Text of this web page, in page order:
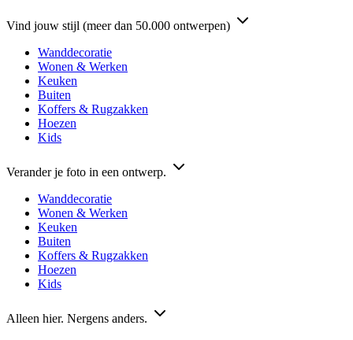
Vind jouw stijl (meer dan 50.000 ontwerpen)
Wanddecoratie
Wonen & Werken
Keuken
Buiten
Koffers & Rugzakken
Hoezen
Kids
Verander je foto in een ontwerp.
Wanddecoratie
Wonen & Werken
Keuken
Buiten
Koffers & Rugzakken
Hoezen
Kids
Alleen hier. Nergens anders.